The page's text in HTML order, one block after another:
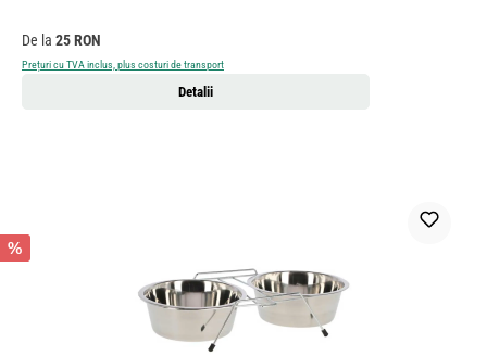
Preț obișnuit:
De la 25 RON
Prețuri cu TVA inclus, plus costuri de transport
Detalii
%